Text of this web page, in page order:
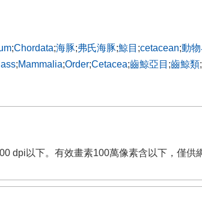
;Chordata;海豚;弗氏海豚;鯨目 ;cetacean;動
;Mammalia;Order;Cetacea;齒鯨亞目 ;齒鯨類;
dpi以下。有效畫素100萬像素含以下，僅供